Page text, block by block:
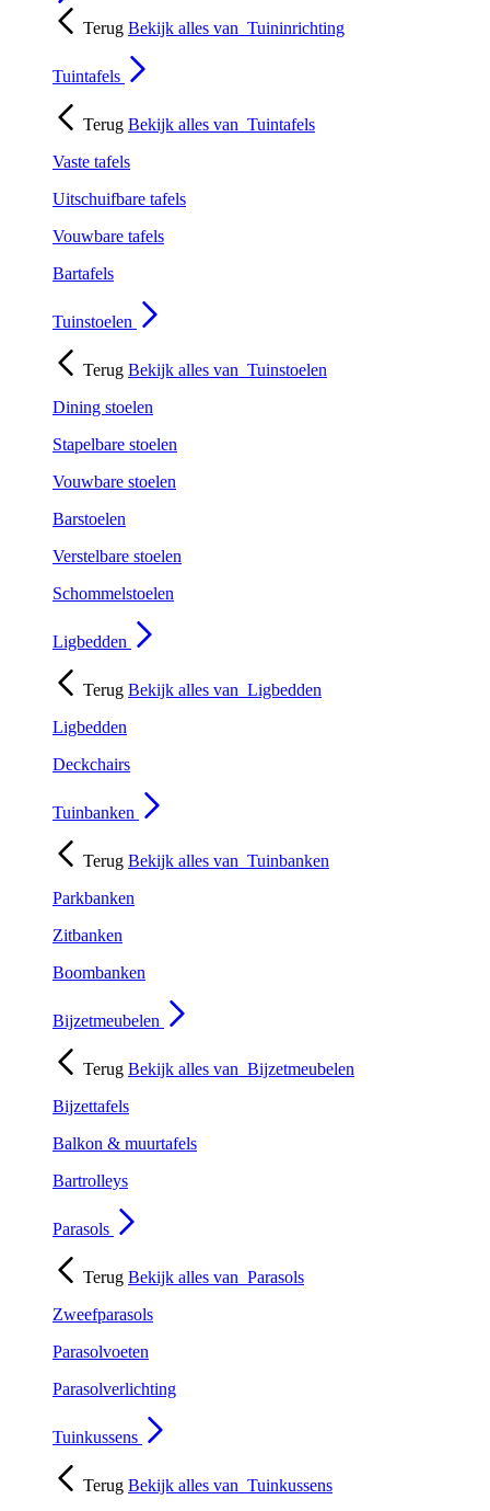
Terug Bekijk alles van Tuininrichting
Tuintafels
Terug Bekijk alles van Tuintafels
Vaste tafels
Uitschuifbare tafels
Vouwbare tafels
Bartafels
Tuinstoelen
Terug Bekijk alles van Tuinstoelen
Dining stoelen
Stapelbare stoelen
Vouwbare stoelen
Barstoelen
Verstelbare stoelen
Schommelstoelen
Ligbedden
Terug Bekijk alles van Ligbedden
Ligbedden
Deckchairs
Tuinbanken
Terug Bekijk alles van Tuinbanken
Parkbanken
Zitbanken
Boombanken
Bijzetmeubelen
Terug Bekijk alles van Bijzetmeubelen
Bijzettafels
Balkon & muurtafels
Bartrolleys
Parasols
Terug Bekijk alles van Parasols
Zweefparasols
Parasolvoeten
Parasolverlichting
Tuinkussens
Terug Bekijk alles van Tuinkussens